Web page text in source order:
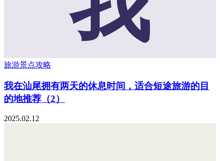
旅游景点攻略
我在汕尾拥有两天的休息时间，适合短途旅游的目
的地推荐（2）
2025.02.12